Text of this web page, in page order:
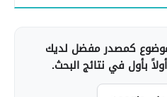
كمصدر مفضل لديك
بأول في نتائج البحث.